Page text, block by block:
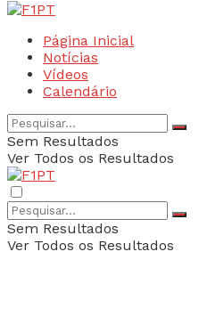
Página Inicial
Notícias
Vídeos
Calendário
Sem Resultados
Ver Todos os Resultados
Sem Resultados
Ver Todos os Resultados